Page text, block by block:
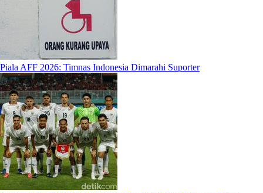
Piala AFF 2026: Timnas Indonesia Dimarahi Suporter